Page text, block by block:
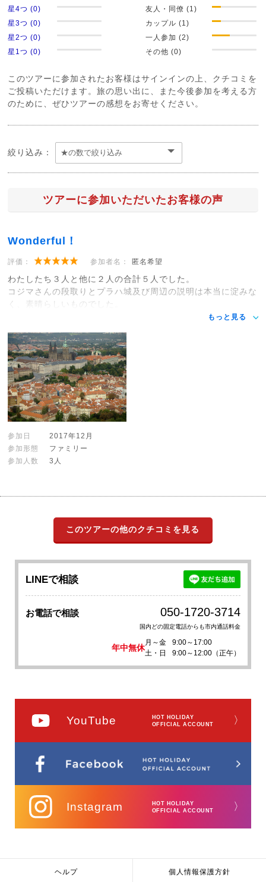
星4つ (0)
星3つ (0)
星2つ (0)
星1つ (0)
友人・同僚 (1)
カップル (1)
一人参加 (2)
その他 (0)
このツアーに参加されたお客様はサインインの上、クチコミを
ご投稿いただけます。旅の思い出に、また今後参加を考える方
のために、ぜひツアーの感想をお寄せください。
絞り込み：
ツアーに参加いただいたお客様の声
Wonderful！
評価： 参加者名： 匿名希望
わたしたち３人と他に２人の合計５人でした。
コジマさんの段取りとプラハ城及び周辺の説明は本当に淀みな
く、素晴らしいものでした。
もっと見る
参加日
2017年12月
参加形態
ファミリー
参加人数
3人
このツアーの他のクチコミを見る
LINEで相談
お電話で相談 050-1720-3714
国内どの固定電話からも市内通話料金
年中無休
月～金
9:00～17:00
土・日
9:00～12:00（正午）
YouTube
HOT HOLIDAY
OFFICIAL ACCOUNT
〉
Instagram
HOT HOLIDAY
OFFICIAL ACCOUNT
〉
ヘルプ 個人情報保護方針